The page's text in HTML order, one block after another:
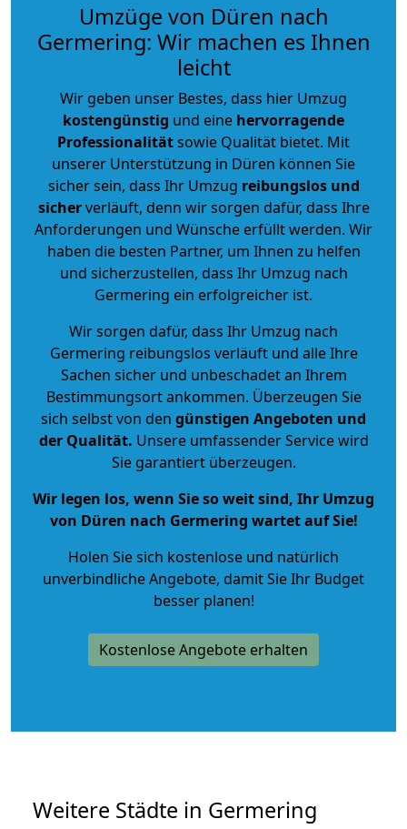
Umzüge von Düren nach
Germering: Wir machen es Ihnen
leicht
Wir geben unser Bestes, dass hier Umzug
kostengünstig und eine hervorragende
Professionalitätsowie Qualität bietet. Mit
unserer Unterstützung in Düren können Sie
sicher sein, dass Ihr Umzug reibungslos und
sicherverläuft, denn wir sorgen dafür, dass Ihre
Anforderungen und Wünsche erfüllt werden. Wir
haben die besten Partner, um Ihnen zu helfen
und sicherzustellen, dass Ihr Umzug nach
Germering ein erfolgreicher ist.
Wir sorgen dafür, dass Ihr Umzug nach
Germering reibungslos verläuft und alle Ihre
Sachen sicher und unbeschadet an Ihrem
Bestimmungsort ankommen. Überzeugen Sie
sich selbst von den günstigen Angeboten und
der Qualität. Unsere umfassender Service wird
Sie garantiert überzeugen.
Wir legen los, wenn Sie so weit sind, Ihr Umzug
von Düren nach Germering wartet auf Sie!
Holen Sie sich kostenlose und natürlich
unverbindliche Angebote, damit Sie Ihr Budget
besser planen!
Kostenlose Angebote erhalten
Weitere Städte in Germering